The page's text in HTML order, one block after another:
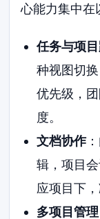
心能力集中在
任务与项
种视图切
优先级，
度。
文档协作
辑，项目
应项目下
多项目管理